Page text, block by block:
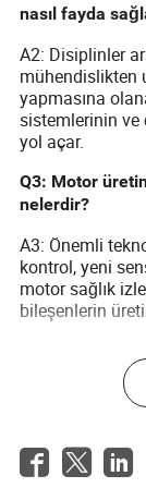
nasıl fayda
A2: Disiplinler
mühendislikten
yapmasına
sistemlerinin ve
yol açar.
Q3: Motor
nelerdir?
A3: Önemli
kontrol, yeni
motor sağlık
bileşenlerin